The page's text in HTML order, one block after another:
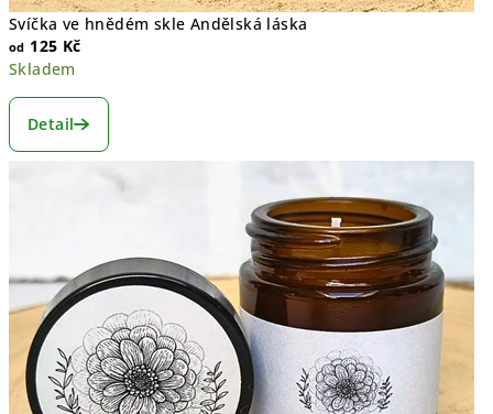
Svíčka ve hnědém skle Andělská láska
od 125 Kč
Skladem
Detail